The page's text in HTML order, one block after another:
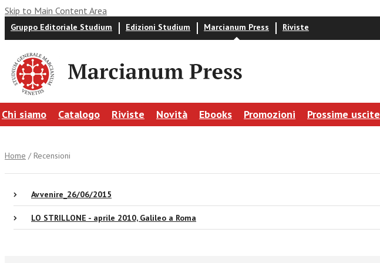
Skip to Main Content Area
Gruppo Editoriale Studium Edizioni Studium Marcianum Press Riviste
Chi siamo Catalogo Riviste Novità Ebooks Promozioni Prossime uscite
Home / Recensioni
Avvenire_26/06/2015
LO STRILLONE - aprile 2010, Galileo a Roma